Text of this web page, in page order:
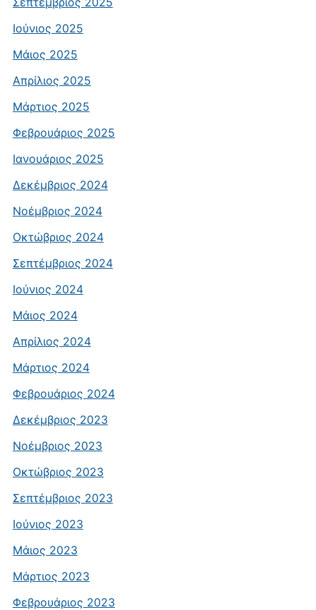
Ιούνιος 2025
Μάιος 2025
Απρίλιος 2025
Μάρτιος 2025
Φεβρουάριος 2025
Ιανουάριος 2025
Δεκέμβριος 2024
Νοέμβριος 2024
Οκτώβριος 2024
Σεπτέμβριος 2024
Ιούνιος 2024
Μάιος 2024
Απρίλιος 2024
Μάρτιος 2024
Φεβρουάριος 2024
Δεκέμβριος 2023
Νοέμβριος 2023
Οκτώβριος 2023
Σεπτέμβριος 2023
Ιούνιος 2023
Μάιος 2023
Μάρτιος 2023
Φεβρουάριος 2023